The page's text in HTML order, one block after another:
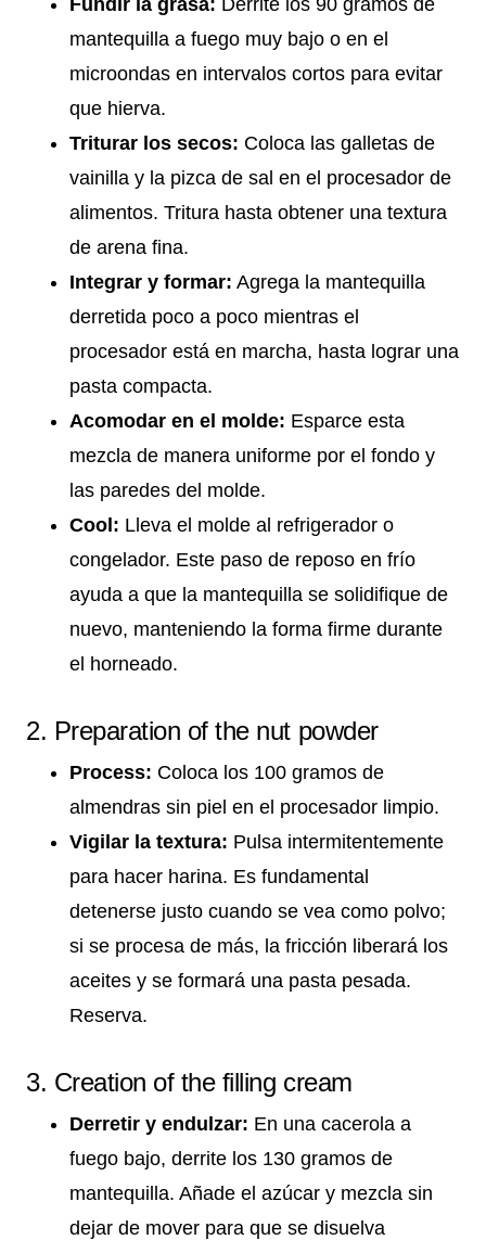
mantequilla a fuego muy bajo o en el
microondas en intervalos cortos para evitar
que hierva.
Triturar los secos: Coloca las galletas de
vainilla y la pizca de sal en el procesador de
alimentos. Tritura hasta obtener una textura
de arena fina.
Integrar y formar: Agrega la mantequilla
derretida poco a poco mientras el
procesador está en marcha, hasta lograr una
pasta compacta.
Acomodar en el molde: Esparce esta
mezcla de manera uniforme por el fondo y
las paredes del molde.
Cool: Lleva el molde al refrigerador o
congelador. Este paso de reposo en frío
ayuda a que la mantequilla se solidifique de
nuevo, manteniendo la forma firme durante
el horneado.
2. Preparation of the nut powder
Process: Coloca los 100 gramos de
almendras sin piel en el procesador limpio.
Vigilar la textura: Pulsa intermitentemente
para hacer harina. Es fundamental
detenerse justo cuando se vea como polvo;
si se procesa de más, la fricción liberará los
aceites y se formará una pasta pesada.
Reserva.
3. Creation of the filling cream
Derretir y endulzar: En una cacerola a
fuego bajo, derrite los 130 gramos de
mantequilla. Añade el azúcar y mezcla sin
dejar de mover para que se disuelva